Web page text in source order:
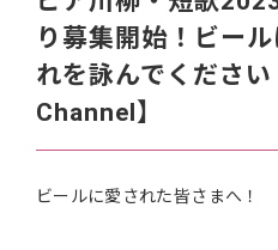
り募集開始！ビー
れを詠んでくださ
Channel】
ビールに愛された皆さまへ！